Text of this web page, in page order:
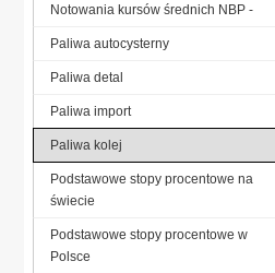
Notowania kursów średnich NBP -
Paliwa autocysterny
Paliwa detal
Paliwa import
Paliwa kolej
Podstawowe stopy procentowe na
świecie
Podstawowe stopy procentowe w
Polsce